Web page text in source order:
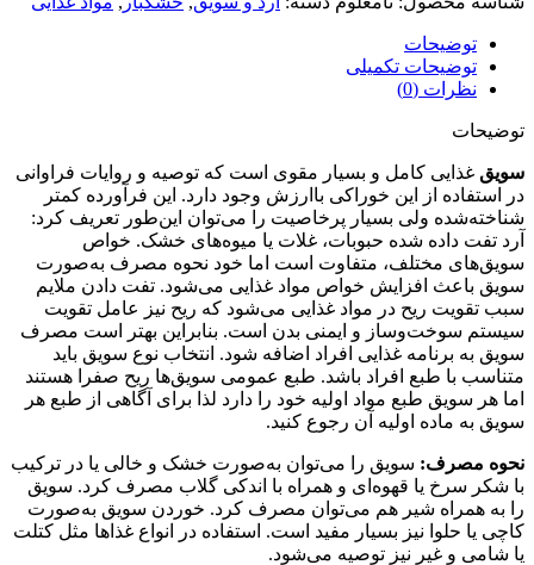
توضیحات
توضیحات تکمیلی
نظرات (0)
توضیحات
سویق غذایی کامل و بسیار مقوی است که توصیه و روایات فراوانی
در استفاده از این خوراکی باارزش وجود دارد. این فرآورده کمتر
شناخته‌شده ولی بسیار پرخاصیت را می‌توان این‌طور تعریف کرد:
آرد تفت داده شده حبوبات، غلات یا میوه‌های خشک. خواص
سویق‌های مختلف، متفاوت است اما خود نحوه مصرف به‌صورت
سویق باعث افزایش خواص مواد غذایی می‌شود. تفت دادن ملایم
سبب تقویت ریح در مواد غذایی می‌شود که ریح نیز عامل تقویت
سیستم سوخت‌وساز و ایمنی بدن است. بنابراین بهتر است مصرف
سویق به برنامه غذایی افراد اضافه شود. انتخاب نوع سویق باید
متناسب با طبع افراد باشد. طبع عمومی سویق‌ها ریح صفرا هستند
اما هر سویق طبع مواد اولیه خود را دارد لذا برای آگاهی از طبع هر
سویق به ماده اولیه آن رجوع کنید.
نحوه مصرف: سویق را می‌توان به‌صورت خشک و خالی یا در ترکیب
با شکر سرخ یا قهوه‌ای و همراه با اندکی گلاب مصرف کرد. سویق
را به همراه شیر هم می‌توان مصرف کرد. خوردن سویق به‌صورت
کاچی یا حلوا نیز بسیار مفید است. استفاده در انواع غذاها مثل کتلت
یا شامی و غیر نیز توصیه می‌شود.